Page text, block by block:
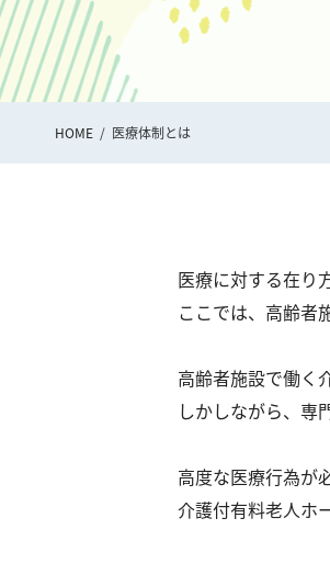
HOME 医療体制とは
医療に対する在り
ここでは、高齢者
高齢者施設で働く
しかしながら、専
高度な医療行為が
介護付有料老人ホ